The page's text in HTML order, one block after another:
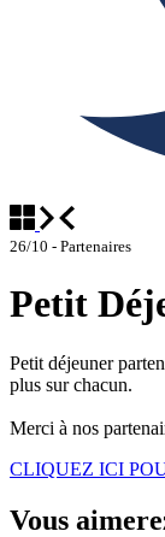
26/10 - Partenaires
Petit
Petit déjeuner
plus sur chacun.
Merci à nos
CLIQUEZ ICI
Vous